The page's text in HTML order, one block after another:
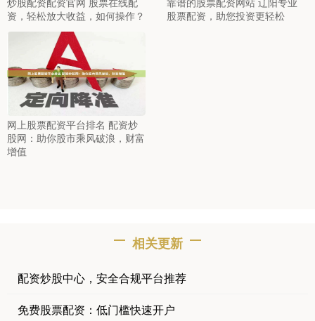
资，轻松放大收益，如何操作？
股票配资，助您投资更轻松
网上股票配资平台排名 配资炒
股网：助你股市乘风破浪，财富
增值
相关更新
配资炒股中心，安全合规平台推荐
免费股票配资：低门槛快速开户